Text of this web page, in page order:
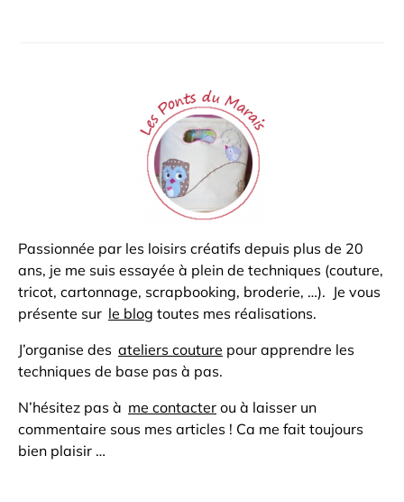
Passionnée par les loisirs créatifs depuis plus de 20
ans, je me suis essayée à plein de techniques (couture,
tricot, cartonnage, scrapbooking, broderie, …). Je vous
présente sur le blog toutes mes réalisations.
J’organise des ateliers couture pour apprendre les
techniques de base pas à pas.
N’hésitez pas à me contacter ou à laisser un
commentaire sous mes articles ! Ca me fait toujours
bien plaisir …